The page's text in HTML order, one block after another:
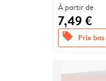
À partir de
7,49 €
offers Prix